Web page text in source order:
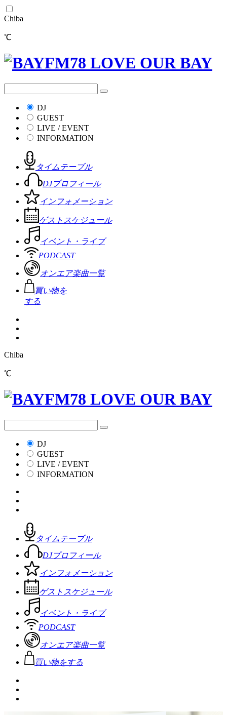
Chiba
℃
DJ
GUEST
LIVE / EVENT
INFORMATION
タイムテーブル
DJプロフィール
インフォメーション
ゲストスケジュール
イベント・ライブ
PODCAST
オンエア楽曲一覧
買い物を
する
Chiba
℃
DJ
GUEST
LIVE / EVENT
INFORMATION
タイムテーブル
DJプロフィール
インフォメーション
ゲストスケジュール
イベント・ライブ
PODCAST
オンエア楽曲一覧
買い物をする